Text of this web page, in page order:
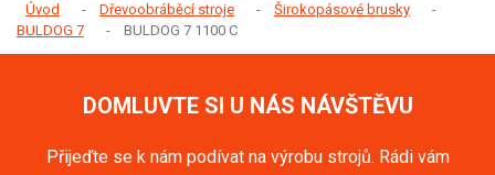
Úvod Dřevoobráběcí stroje
Širokopásové brusky
BULDOG 7
BULDOG 7 1100 C
DOMLUVTE SI U NÁS NÁVŠTĚVU
Přijeďte se k nám podívat na výrobu strojů. Rádi vám